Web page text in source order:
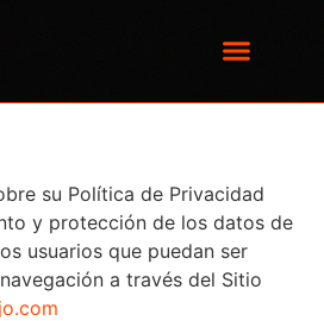
su Política de Privacidad
y protección de los datos de
usuarios que puedan ser
a través del Sitio